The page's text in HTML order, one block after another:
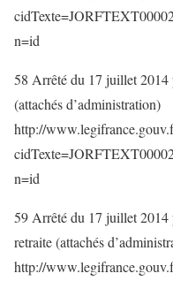
n=id
58 Arrêté du 17 juillet 2014
(attachés d’administration)
http://
n=id
59 Arrêté du 17 juillet 2014
retraite (attachés
http://